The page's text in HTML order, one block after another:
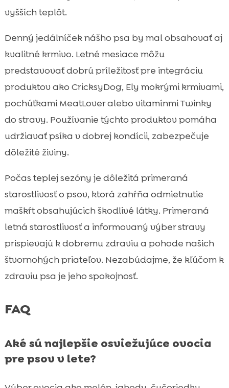
vyšších teplôt.
Denný jedálníček nášho psa by mal obsahovať aj
kvalitné krmivo. Letné mesiace môžu
predstavovať dobrú príležitosť pre integráciu
produktov ako CricksyDog, Ely mokrými krmivami,
pochúťkami MeatLover alebo vitamínmi Twinky
do stravy. Používanie týchto produktov pomáha
udržiavať psíka v dobrej kondícii, zabezpečuje
dôležité živiny.
Počas teplej sezóny je dôležitá primeraná
starostlivosť o psov, ktorá zahŕňa odmietnutie
maškŕt obsahujúcich škodlivé látky. Primeraná
letná starostlivosť a informovaný výber stravy
prispievajú k dobremu zdraviu a pohode našich
štvornohých priateľov. Nezabúdajme, že kľúčom k
zdraviu psa je jeho spokojnosť.
FAQ
Aké sú najlepšie osviežujúce ovocia
pre psov v lete?